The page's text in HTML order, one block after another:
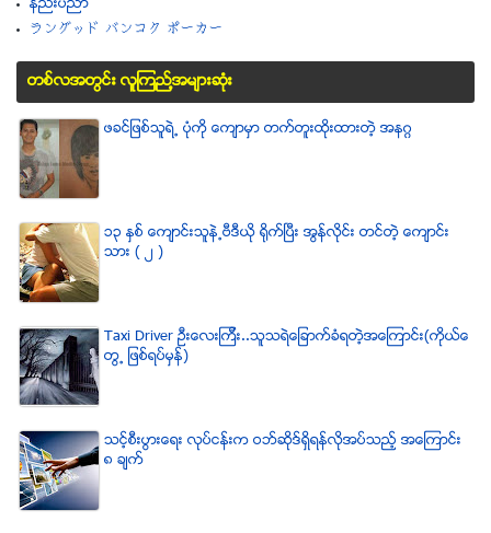
ラングッド バンコク ポーカー
တစ္လအတြင္း လူၾကည္႔အမ်ားဆံုး
ဖခင္ျဖစ္သူရဲ႕ ပံုကို ေက်ာမွာ တက္တူးထိုးထားတဲ့ အနဂၢ
၁၃ ႏွစ္ ေက်ာင္းသူနဲ႕ဗီဒီယို ရိုက္ျပီး အြန္လိုင္း တင္တဲ့ ေက်ာင္း
သား ( ၂ )
Taxi Driver ဦးေလးၾကီး..သူသရဲေျခာက္ခံရတဲ့အေၾကာင္း(ကိုယ္ေ
တြ႕ ျဖစ္ရပ္မွန္)
သင့္စီးပြားေရး လုပ္ငန္းက ဝဘ္ဆိုဒ္ရွိရန္လိုအပ္သည့္ အေၾကာင္း
၈ ခ်က္